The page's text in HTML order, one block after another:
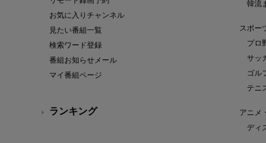
お気に入りチャンネル
見たい番組一覧
検索ワード登録
番組お知らせメール
マイ番組ページ
ランキング
韓流
スポー
プロ
サッ
ゴル
テニ
アニメ
ディ